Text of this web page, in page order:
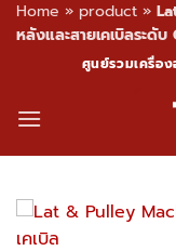
Home » product »
หลังและสายเคเบิลระดั
content
ศูนย์รวมเครื่อ